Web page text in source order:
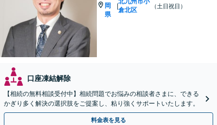
岡
県
|
倉北区
（土日祝日）
口座凍結解除
【相続の無料相談受付中】相続問題でお悩みの相談者さまに、できる
かぎり多く解決の選択肢をご提案し、粘り強くサポートいたします。
料金表を見る